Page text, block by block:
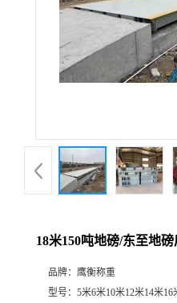
18米150吨地磅/东至地
品牌： 鹰衡称重
型号： 5米6米10米12米14米16